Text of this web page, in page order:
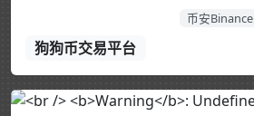
币安Binance
狗狗币交易平台